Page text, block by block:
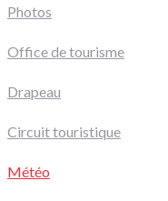
Photos
Office de tourisme
Drapeau
Circuit touristique
Météo